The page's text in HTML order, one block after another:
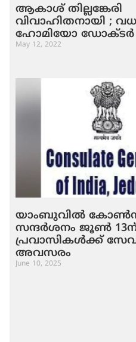
ആകാശ് തില്ലങ്കേരി
വിവാഹിതനായി ;
ഹോമിയോ
May 12, 2022
യാംബുവിൽ
സന്ദർശനം ജൂൺ
പ്രവാസികൾക്ക്
അവസരം
June 10, 2025